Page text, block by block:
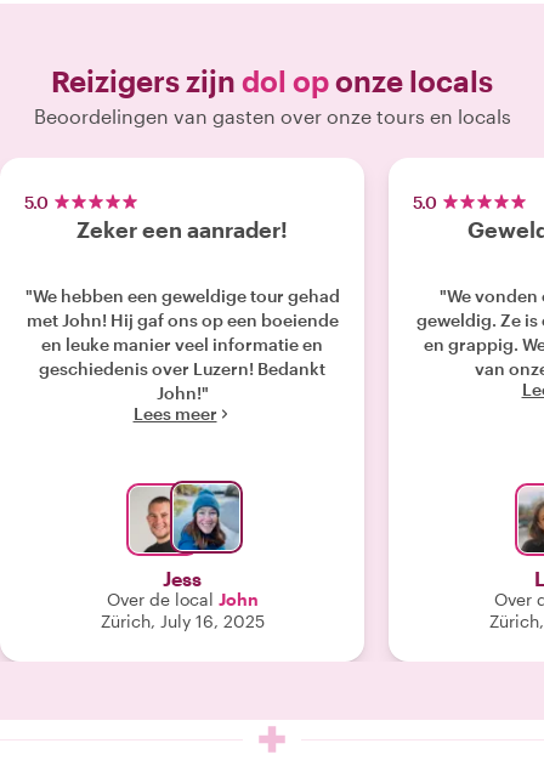
Reizigers zijn dol oponze locals
Beoordelingen van gasten over onze tours en locals
5.0
Zeker een aanrader!
"We hebben een geweldige tour gehad
met John! Hij gaf ons op een boeiende
en leuke manier veel informatie en
geschiedenis over Luzern! Bedankt
John!"
Lees meer
Jess
Over de local John
Zürich, July 16, 2025
5.0
"We vonden
geweldig. Ze
en grappig.
van
Over